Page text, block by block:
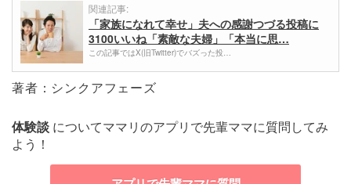
関連記事:
「家族になれて幸せ」夫への感謝つづる投稿に
3100いいね「素敵な夫婦」「本当に思…
この記事ではX(旧Twitter)でバズった投…
著者：シンクアフェーズ
体験談 についてママリのアプリで先輩ママに質問してみ
よう！